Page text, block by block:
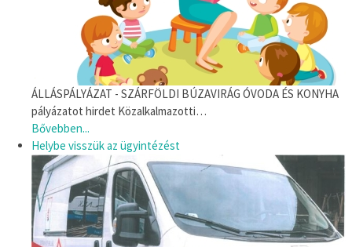
ÁLLÁSPÁLYÁZAT - SZÁRFÖLDI BÚZAVIRÁG ÓVODA ÉS KONYHA
pályázatot hirdet Közalkalmazotti…
Bővebben...
Helybe visszük az ügyintézést